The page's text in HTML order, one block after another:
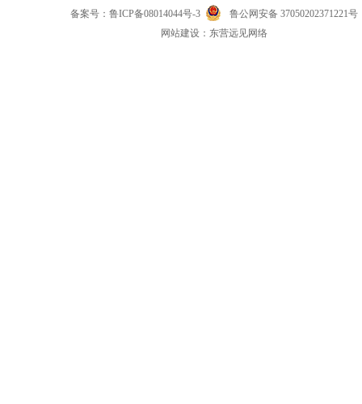
备案号： 鲁ICP备08014044号-3
鲁公网安备 37050202371221号
网站建设： 东营远见网络